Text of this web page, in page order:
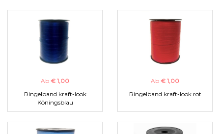
Ab € 1,00
Ringelband kraft-look
Köningsblau
Ab € 1,00
Ringelband kraft-look rot